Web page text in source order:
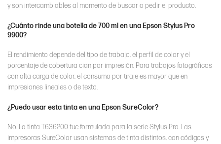
y son intercambiables al momento de buscar o pedir el producto.
¿Cuánto rinde una botella de 700 ml en una Epson Stylus Pro
9900?
El rendimiento depende del tipo de trabajo, el perfil de color y el
porcentaje de cobertura cian por impresión. Para trabajos fotográficos
con alta carga de color, el consumo por tiraje es mayor que en
impresiones lineales o de texto.
¿Puedo usar esta tinta en una Epson SureColor?
No. La tinta T636200 fue formulada para la serie Stylus Pro. Las
impresoras SureColor usan sistemas de tinta distintos, con códigos y